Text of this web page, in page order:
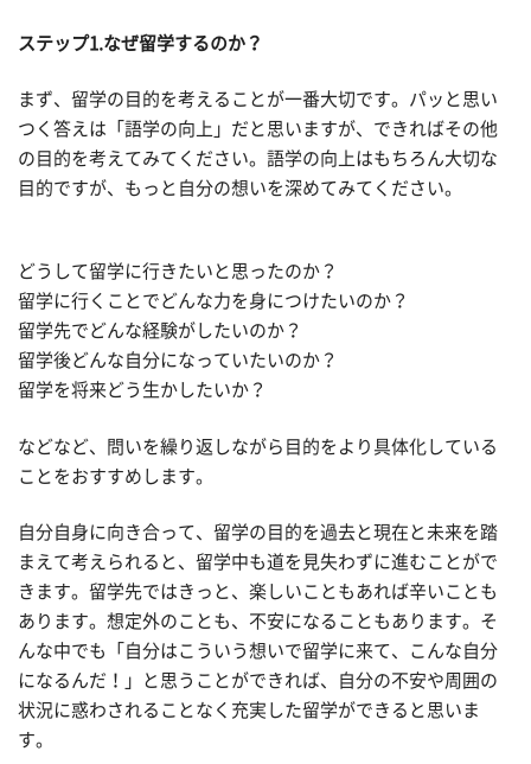
ステップ1.なぜ留学するのか？
まず、留学の目的を考えることが一番大切です。パッと思い
つく答えは「語学の向上」だと思いますが、できればその他
の目的を考えてみてください。語学の向上はもちろん大切な
目的ですが、もっと自分の想いを深めてみてください。
どうして留学に行きたいと思ったのか？
留学に行くことでどんな力を身につけたいのか？
留学先でどんな経験がしたいのか？
留学後どんな自分になっていたいのか？
留学を将来どう生かしたいか？
などなど、問いを繰り返しながら目的をより具体化している
ことをおすすめします。
自分自身に向き合って、留学の目的を過去と現在と未来を踏
まえて考えられると、留学中も道を見失わずに進むことがで
きます。留学先ではきっと、楽しいこともあれば辛いことも
あります。想定外のことも、不安になることもあります。そ
んな中でも「自分はこういう想いで留学に来て、こんな自分
になるんだ！」と思うことができれば、自分の不安や周囲の
状況に惑わされることなく充実した留学ができると思いま
す。